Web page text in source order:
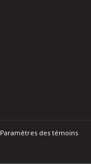
Paramètres des témoins